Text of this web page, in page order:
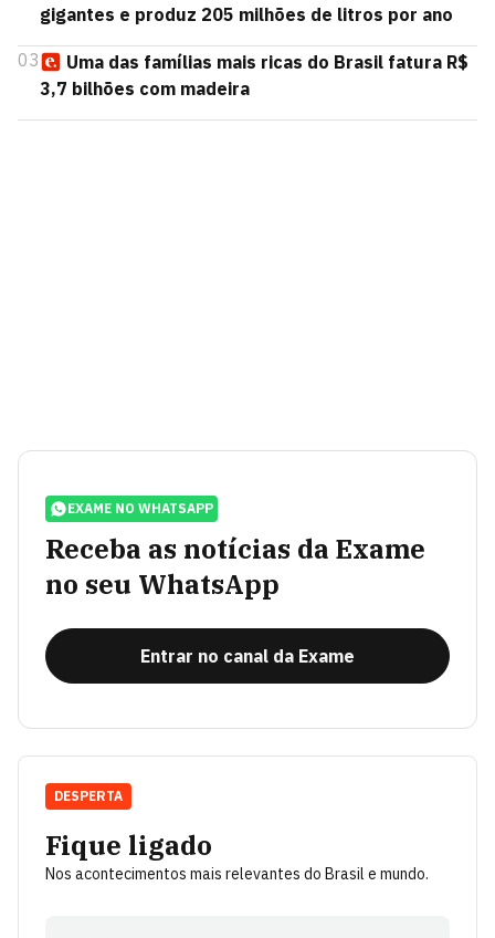
gigantes e produz 205 milhões de litros por ano
03
Uma das famílias mais ricas do Brasil fatura R$
3,7 bilhões com madeira
EXAME NO WHATSAPP
Receba as notícias da Exame
no seu WhatsApp
Entrar no canal da Exame
Fique ligado
Nos acontecimentos mais relevantes do Brasil e mundo.
DESPERTA